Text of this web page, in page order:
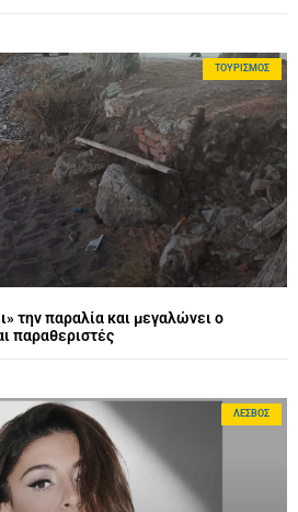
ΤΟΥΡΙΣΜΌΣ
την παραλία και μεγαλώνει ο
παραθεριστές
ΛΈΣΒΟΣ